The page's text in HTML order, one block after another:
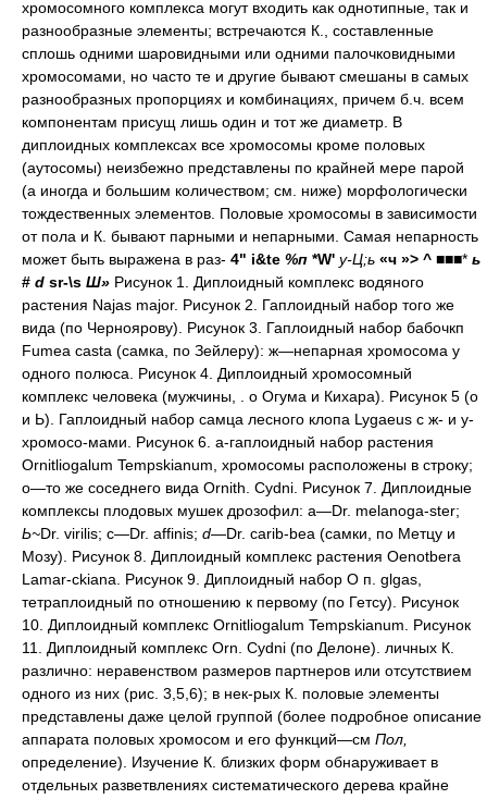
хромосомного комплекса могут входить как однотипные, так и
разнообразные элементы; встречаются К., составленные
сплошь одними шаровидными или одними палочковидными
хромосомами, но часто те и другие бывают смешаны в самых
разнообразных пропорциях и комбинациях, причем б.ч. всем
компонентам присущ лишь один и тот же диаметр. В
диплоидных комплексах все хромосомы кроме половых
(аутосомы) неизбежно представлены по крайней мере парой
(а иногда и большим количеством; см. ниже) морфологически
тождественных элементов. Половые хромосомы в зависимости
от пола и К. бывают парными и непарными. Самая непарность
может быть выражена в раз- 4" i&te %п *W' у-Ц;ь «ч »> ^ ■■■* ь
# d sr-\s Ш» Рисунок 1. Диплоидный комплекс водяного
растения Najas major. Рисунок 2. Гаплоидный набор того же
вида (по Черноярову). Рисунок 3. Гаплоидный набор бабочкп
Fumea casta (самка, по Зейлеру): ж—непарная хромосома у
одного полюса. Рисунок 4. Диплоидный хромосомный
комплекс человека (мужчины, . о Огума и Кихара). Рисунок 5 (о
и Ь). Гаплоидный набор самца лесного клопа Lygaeus с ж- и у-
хромосо-мами. Рисунок 6. а-гаплоидный набор растения
Ornitliogalum Tempskianum, хромосомы расположены в строку;
о—то же соседнего вида Ornith. Cydni. Рисунок 7. Диплоидные
комплексы плодовых мушек дрозофил: а—Dr. melanoga-ster;
Ь~Dr. virilis; с—Dr. affinis; d—Dr. carib-bea (самки, по Метцу и
Мозу). Рисунок 8. Диплоидный комплекс растения Oenotbera
Lamar-ckiana. Рисунок 9. Диплоидный набор О п. glgas,
тетраплоидный по отношению к первому (по Гетсу). Рисунок
10. Диплоидный комплекс Ornitliogalum Tempskianum. Рисунок
11. Диплоидный комплекс Orn. Cydni (по Делоне). личных К.
различно: неравенством размеров партнеров или отсутствием
одного из них (рис. 3,5,6); в нек-рых К. половые элементы
представлены даже целой группой (более подробное описание
аппарата половых хромосом и его функций—см Пол,
определение). Изучение К. близких форм обнаруживает в
отдельных разветвлениях систематического дерева крайне